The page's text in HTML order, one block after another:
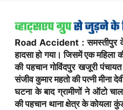
Road Accident : समस्तीपुर
हादसा हो गया। जिसमें एक महिला
की पहचान गोविंदपुर खजूरी
संजीव कुमार महतो की पत्नी मीना
घटना के बाद ग्रामीणों ने ऑटो
की पहचान थाना क्षेत्र के कोयला कुंड